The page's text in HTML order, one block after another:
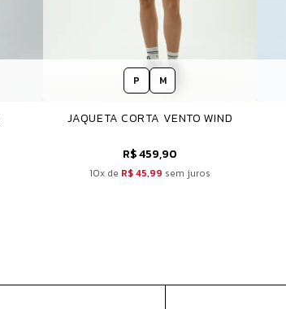
P M
JAQUETA CORTA VENTO WIND
R$ 459,90
10x de R$ 45,99 sem juros